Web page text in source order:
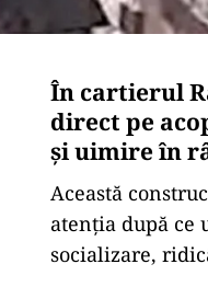
În cartierul
direct pe
și uimire în
Această
atenția după ce
socializare,